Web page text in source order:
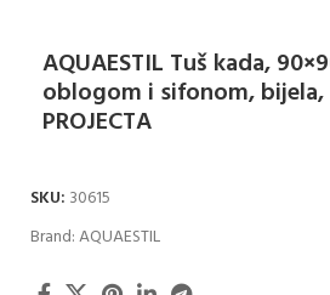
AQUAESTIL Tuš kada,
oblogom i sifonom, bijela,
PROJECTA
SKU: 30615
Brand:AQUAESTIL